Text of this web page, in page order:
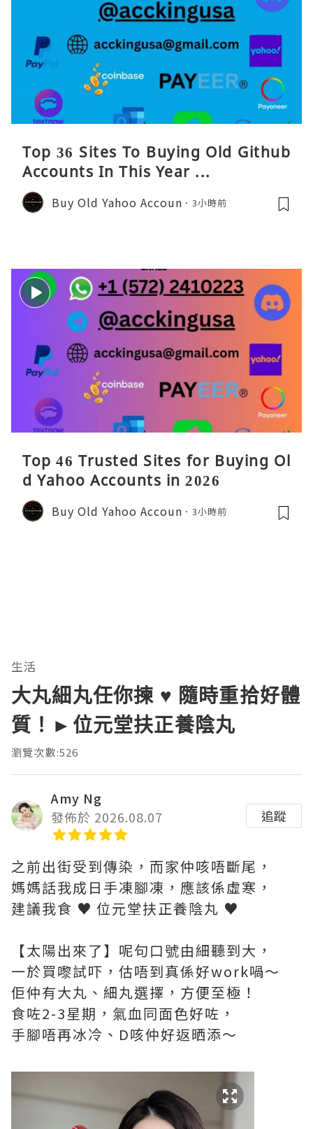
Top 36 Sites To Buying Old Github
Accounts In This Year ...
Buy Old Yahoo Accoun 3小時前
Top 46 Trusted Sites for Buying Ol
d Yahoo Accounts in 2026
Buy Old Yahoo Accoun 3小時前
生活
大丸細丸任你揀 ♥ 隨時重拾好體
質！►位元堂扶正養陰丸
瀏覽次數:526
Amy Ng
發佈於 2026.08.07
追蹤
之前出街受到傳染，而家仲咳唔斷尾，
媽媽話我成日手凍腳凍，應該係虛寒，
建議我食 ♥ 位元堂扶正養陰丸 ♥
【太陽出來了】呢句口號由細聽到大，
一於買嚟試吓，估唔到真係好work喎～
佢仲有大丸、細丸選擇，方便至極！
食咗2-3星期，氣血同面色好咗，
手腳唔再冰冷、D咳仲好返晒添～